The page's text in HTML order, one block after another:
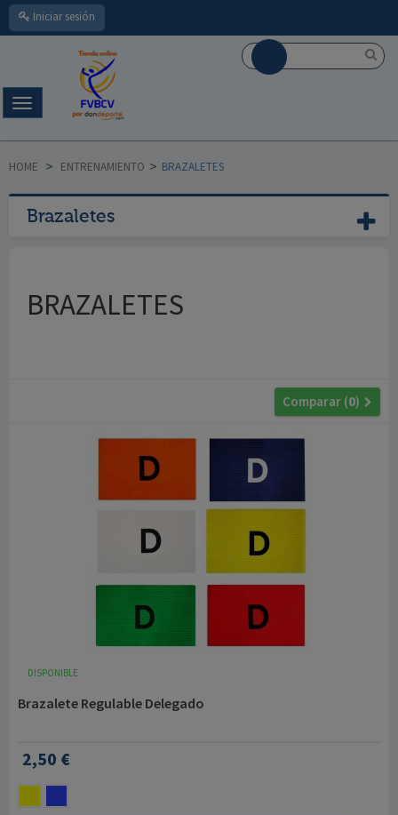
Iniciar sesión
Navegación
Toggle
HOME > ENTRENAMIENTO > BRAZALETES
Brazaletes
BRAZALETES
Comparar (0)
DISPONIBLE
Brazalete Regulable Delegado
2,50 €